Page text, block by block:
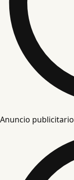
Anuncio publicitario